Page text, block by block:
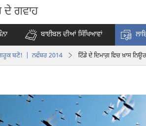
ਦੇ ਗਵਾਹ
ਬਾਈਬਲ ਦੀਆਂ ਸਿੱਖਿਆਵਾਂ
ਬਣੋ! | ਨਵੰਬਰ 2014 ਟਿੱਡੇ ਦੇ ਦਿਮਾਗ਼ ਵਿਚ ਖ਼ਾਸ